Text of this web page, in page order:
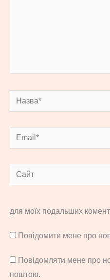
Назва*
Email*
Сайт
для моїх подальших
Повідомити мене про
Повідомляти мене про
поштою.